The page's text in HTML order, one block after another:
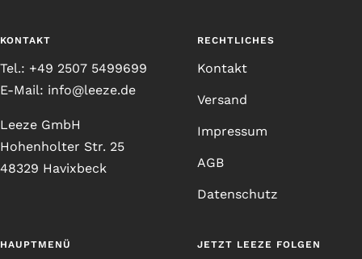
KONTAKT
Tel.: +49 2507 5499699
E-Mail: info@leeze.de
Leeze GmbH
Hohenholter Str. 25
48329 Havixbeck
RECHTLICHES
Kontakt
Versand
Impressum
AGB
Datenschutz
HAUPTMENÜ JETZT LEEZE FOLGEN